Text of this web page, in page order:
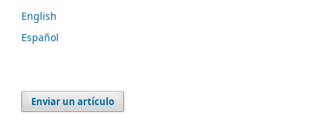
English
Español
Enviar un artículo